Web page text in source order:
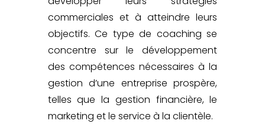
commerciales et à atteindre leurs
objectifs. Ce type de coaching se
concentre sur le développement
des compétences nécessaires à la
gestion d’une entreprise prospère,
telles que la gestion financière, le
marketing et le service à la clientèle.